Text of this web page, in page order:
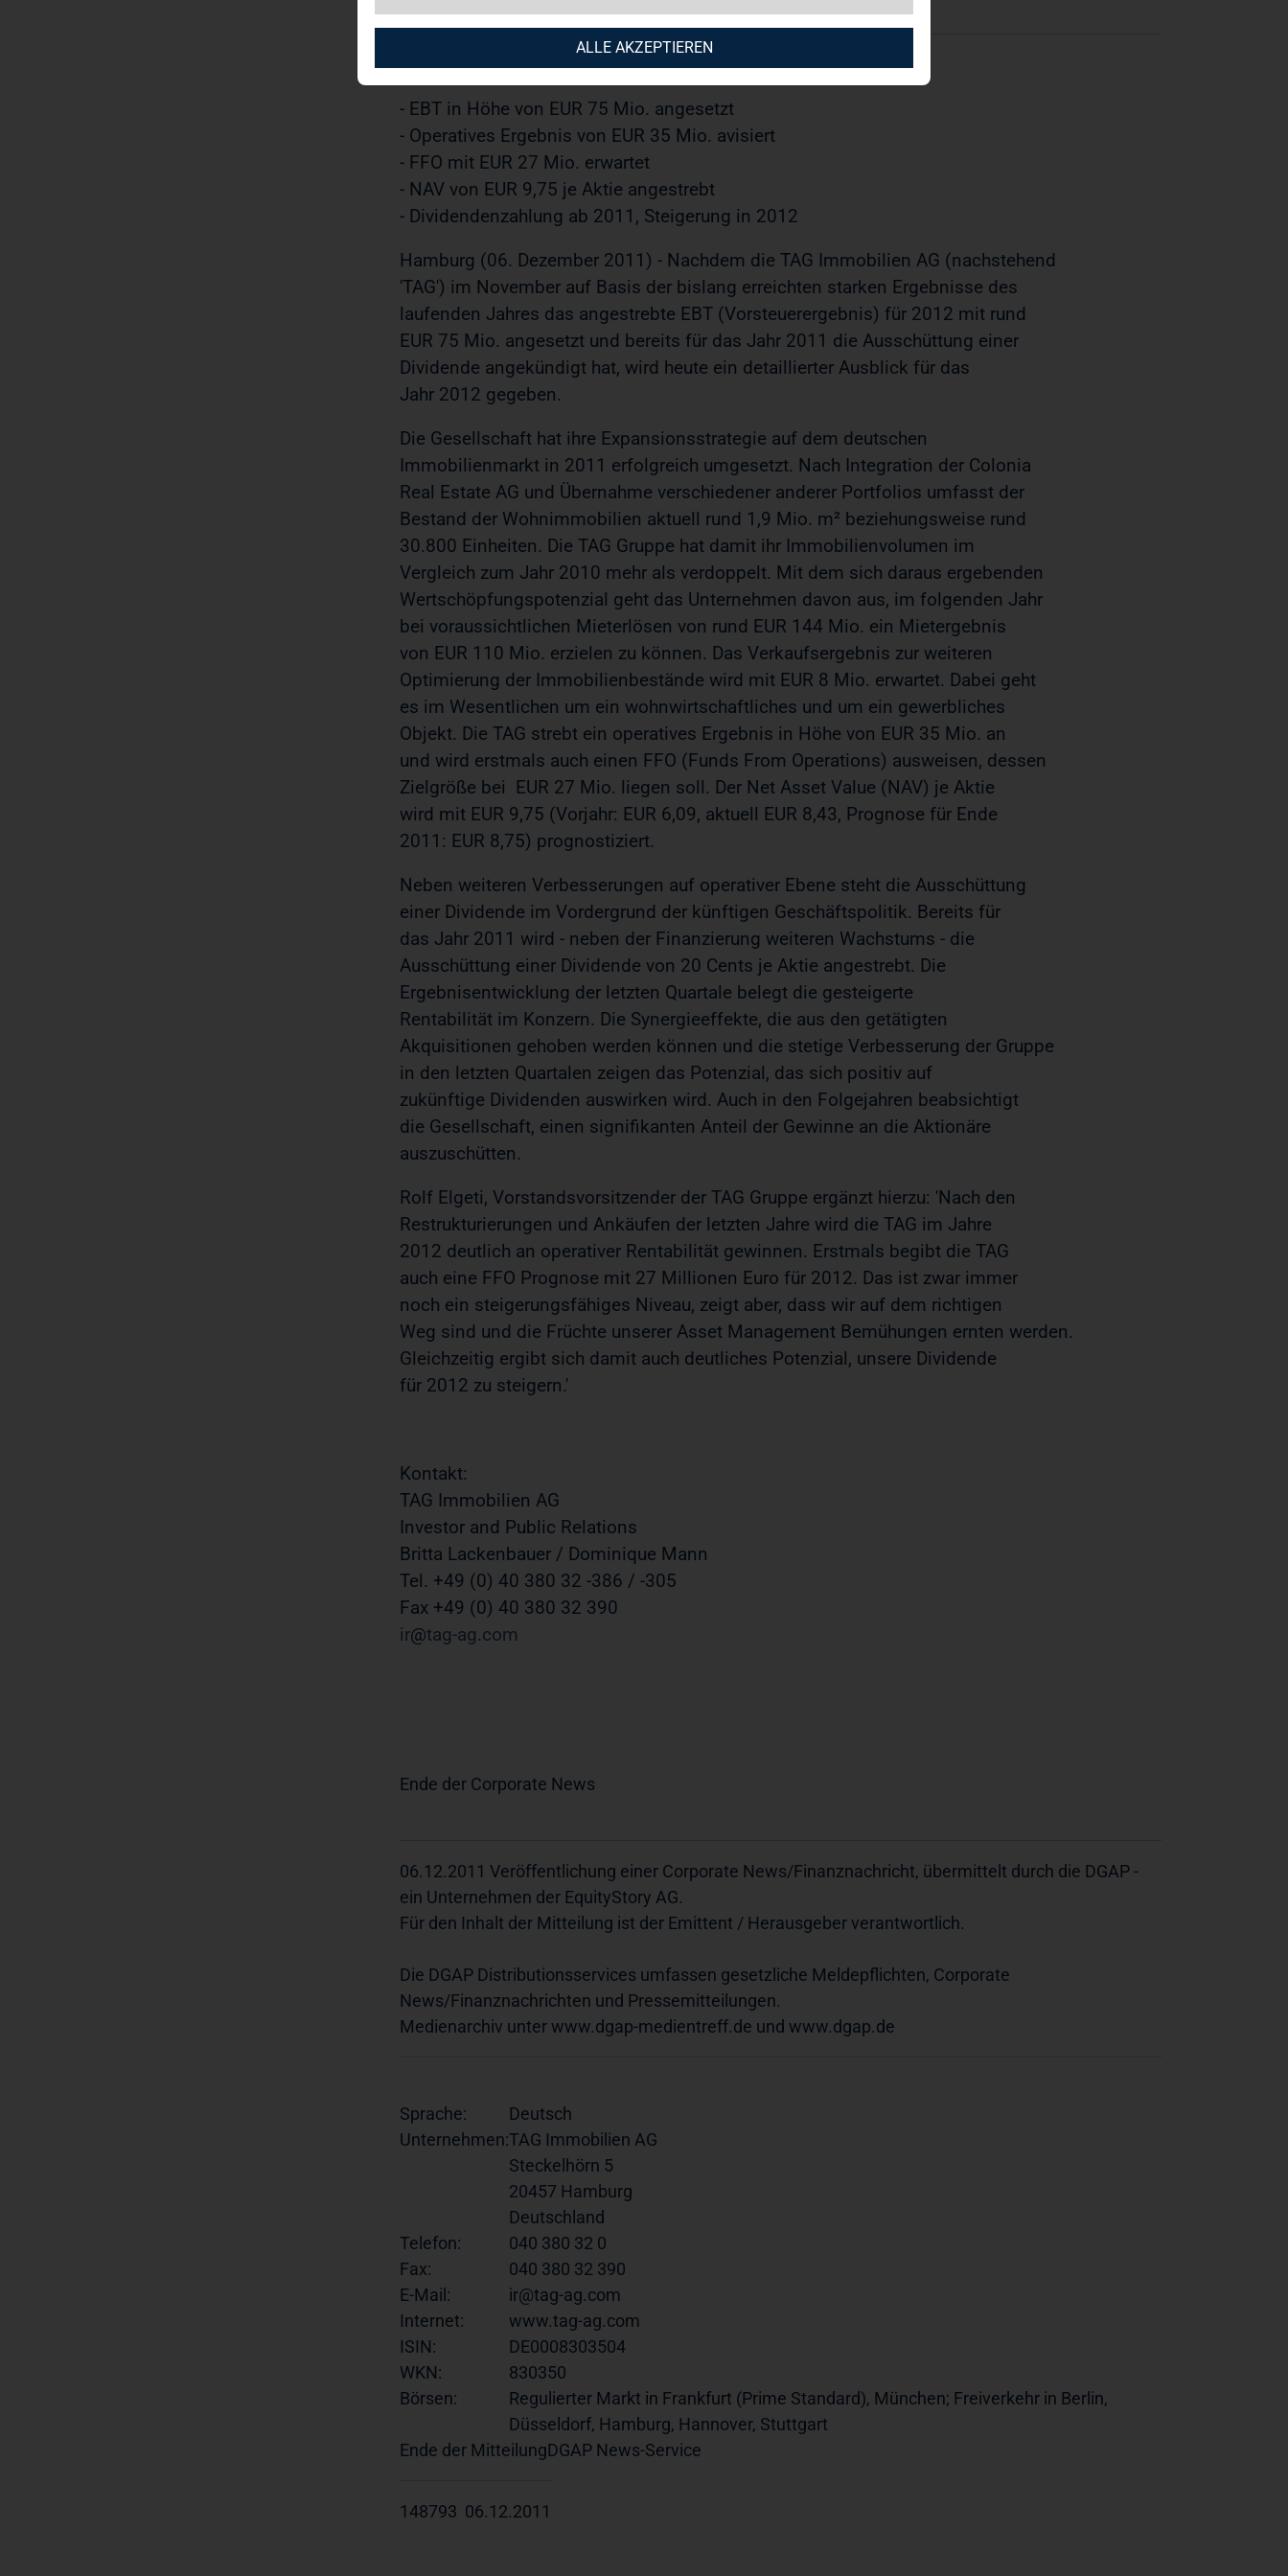
TAG Immobilien AG gibt detaillierte Prognose für 2012 bekannt
- EBT in Höhe von EUR 75 Mio. angesetzt
- Operatives Ergebnis von EUR 35 Mio. avisiert
- FFO mit EUR 27 Mio. erwartet
- NAV von EUR 9,75 je Aktie angestrebt
- Dividendenzahlung ab 2011, Steigerung in 2012
Hamburg (06. Dezember 2011) - Nachdem die TAG Immobilien AG (nachstehend
'TAG') im November auf Basis der bislang erreichten starken Ergebnisse des
laufenden Jahres das angestrebte EBT (Vorsteuerergebnis) für 2012 mit rund
EUR 75 Mio. angesetzt und bereits für das Jahr 2011 die Ausschüttung einer
Dividende angekündigt hat, wird heute ein detaillierter Ausblick für das
Jahr 2012 gegeben.
Die Gesellschaft hat ihre Expansionsstrategie auf dem deutschen
Immobilienmarkt in 2011 erfolgreich umgesetzt. Nach Integration der Colonia
Real Estate AG und Übernahme verschiedener anderer Portfolios umfasst der
Bestand der Wohnimmobilien aktuell rund 1,9 Mio. m² beziehungsweise rund
30.800 Einheiten. Die TAG Gruppe hat damit ihr Immobilienvolumen im
Vergleich zum Jahr 2010 mehr als verdoppelt. Mit dem sich daraus ergebenden
Wertschöpfungspotenzial geht das Unternehmen davon aus, im folgenden Jahr
bei voraussichtlichen Mieterlösen von rund EUR 144 Mio. ein Mietergebnis
von EUR 110 Mio. erzielen zu können. Das Verkaufsergebnis zur weiteren
Optimierung der Immobilienbestände wird mit EUR 8 Mio. erwartet. Dabei geht
es im Wesentlichen um ein wohnwirtschaftliches und um ein gewerbliches
Objekt. Die TAG strebt ein operatives Ergebnis in Höhe von EUR 35 Mio. an
und wird erstmals auch einen FFO (Funds From Operations) ausweisen, dessen
Zielgröße bei EUR 27 Mio. liegen soll. Der Net Asset Value (NAV) je Aktie
wird mit EUR 9,75 (Vorjahr: EUR 6,09, aktuell EUR 8,43, Prognose für Ende
2011: EUR 8,75) prognostiziert.
Neben weiteren Verbesserungen auf operativer Ebene steht die Ausschüttung
einer Dividende im Vordergrund der künftigen Geschäftspolitik. Bereits für
das Jahr 2011 wird - neben der Finanzierung weiteren Wachstums - die
Ausschüttung einer Dividende von 20 Cents je Aktie angestrebt. Die
Ergebnisentwicklung der letzten Quartale belegt die gesteigerte
Rentabilität im Konzern. Die Synergieeffekte, die aus den getätigten
Akquisitionen gehoben werden können und die stetige Verbesserung der Gruppe
in den letzten Quartalen zeigen das Potenzial, das sich positiv auf
zukünftige Dividenden auswirken wird. Auch in den Folgejahren beabsichtigt
die Gesellschaft, einen signifikanten Anteil der Gewinne an die Aktionäre
auszuschütten.
Rolf Elgeti, Vorstandsvorsitzender der TAG Gruppe ergänzt hierzu: 'Nach den
Restrukturierungen und Ankäufen der letzten Jahre wird die TAG im Jahre
2012 deutlich an operativer Rentabilität gewinnen. Erstmals begibt die TAG
auch eine FFO Prognose mit 27 Millionen Euro für 2012. Das ist zwar immer
noch ein steigerungsfähiges Niveau, zeigt aber, dass wir auf dem richtigen
Weg sind und die Früchte unserer Asset Management Bemühungen ernten werden.
Gleichzeitig ergibt sich damit auch deutliches Potenzial, unsere Dividende
für 2012 zu steigern.'
Kontakt:
TAG Immobilien AG
Investor and Public Relations
Britta Lackenbauer / Dominique Mann
Tel. +49 (0) 40 380 32 -386 / -305
Fax +49 (0) 40 380 32 390
ir
tag-ag com
Ende der Corporate News
06.12.2011 Veröffentlichung einer Corporate News/Finanznachricht, übermittelt durch die DGAP -
ein Unternehmen der EquityStory AG.
Für den Inhalt der Mitteilung ist der Emittent / Herausgeber verantwortlich.
Die DGAP Distributionsservices umfassen gesetzliche Meldepflichten, Corporate
News/Finanznachrichten und Pressemitteilungen.
Medienarchiv unterwww.dgap-medientreff.de und www.dgap.de
Sprache:
Deutsch
Unternehmen:TAG Immobilien AG
Steckelhörn 5
20457 Hamburg
Deutschland
Telefon:
040 380 32 0
Fax:
040 380 32 390
E-Mail:
ir@tag-ag.com
Internet:
www.tag-ag.com
ISIN:
DE0008303504
WKN:
830350
Börsen:
Regulierter Markt in Frankfurt (Prime Standard), München; Freiverkehr in Berlin,
Düsseldorf, Hamburg, Hannover, Stuttgart
Ende der MitteilungDGAP News-Service
148793 06.12.2011
ALLE AKZEPTIEREN